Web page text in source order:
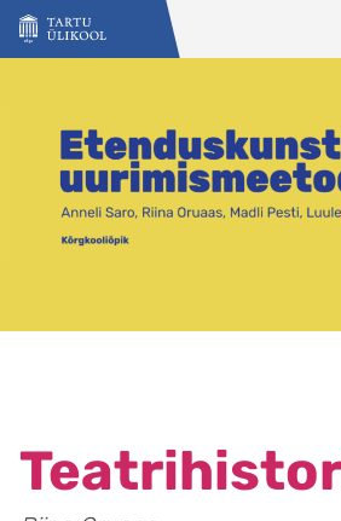
Liigu edasi põhisisu juurde